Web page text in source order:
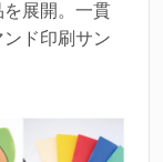
展開。一貫
ド印刷サン